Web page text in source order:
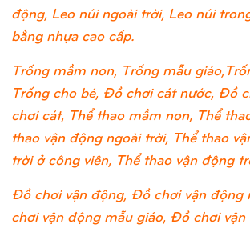
động, Leo núi ngoài trời, Leo núi
bằng nhựa cao cấp.
Trống mầm non, Trống mẫu
Trống cho bé, Đồ chơi cát nước, Đồ
chơi cát, Thể thao mầm non, Thể
thao vận động ngoài trời, Thể thao
trời ở công viên, Thể thao vận động
Đồ chơi vận động, Đồ chơi vận động
chơi vận động mẫu giáo, Đồ chơi